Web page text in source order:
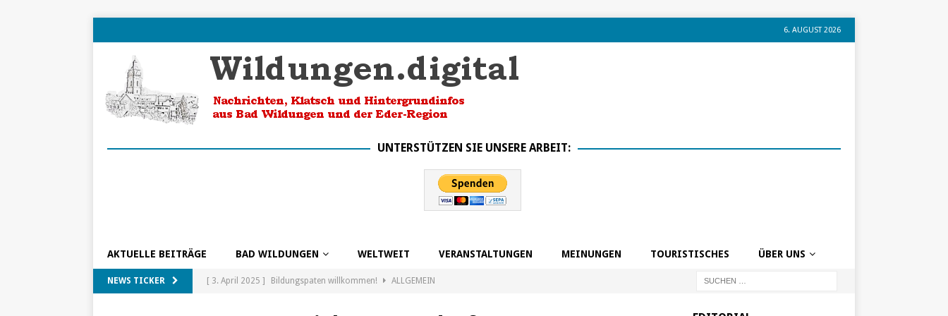
6. AUGUST 2026
UNTERSTÜTZEN SIE UNSERE ARBEIT:
AKTUELLE BEITRÄGE BAD WILDUNGEN WELTWEIT VERANSTALTUNGEN MEINUNGEN TOURISTISCHES ÜBER UNS
NEWS TICKER [ 3. April 2025 ] Bildungspaten willkommen! ALLGEMEIN